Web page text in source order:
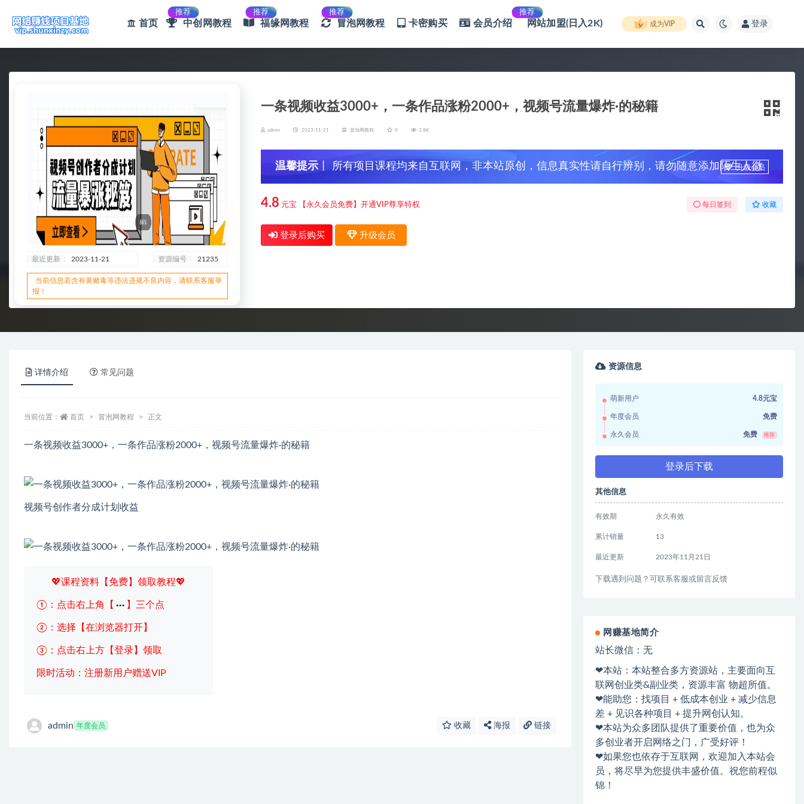
首页
推荐
中创网教程
推荐
福缘网教程
推荐
冒泡网教程 卡密购买 会员介绍
推荐
网站加盟(日入2K) 成为VIP 登录
最近更新 2023-11-21 资源编号 21235
当前信息若含有黄赌毒等违法违规不良内容，请联系客服举
报！
一条视频收益3000+，一条作品涨粉2000+，视频号流量爆炸·的秘籍
admin 2023-11-21 冒泡网教程 0 1.8K
温馨提示 丨 所有项目课程均来自互联网，非本站原创，信息真实性请自行辨别，请勿随意添加陌生人微
信，谨防上当受骗！
升级会员
4.8 元宝 【永久会员免费】开通VIP尊享特权 每日签到 收藏
登录后购买 升级会员
详情介绍 常见问题
当前位置： 首页 冒泡网教程 正文
一条视频收益3000+，一条作品涨粉2000+，视频号流量爆炸·的秘籍
视频号创作者分成计划收益
💖课程资料【免费】领取教程💖
①：点击右上角【 】三个点
②：选择【在浏览器打开】
③：点击右上方【登录】领取
限时活动：注册新用户赠送VIP
admin 年度会员 收藏 海报 链接
资源信息
萌新用户 4.8元宝
年度会员 免费
永久会员 免费 推荐
登录后下载
其他信息
有效期 永久有效
累计销量 13
最近更新 2023年11月21日
下载遇到问题？可联系客服或留言反馈
网赚基地简介
站长微信：无
❤本站：本站整合多方资源站，主要面向互
联网创业类&副业类，资源丰富 物超所值。
❤能助您：找项目 + 低成本创业 + 减少信息
差 + 见识各种项目 + 提升网创认知。
❤本站为众多团队提供了重要价值，也为众
多创业者开启网络之门，广受好评！
❤如果您也依存于互联网，欢迎加入本站会
员，将尽早为您提供丰盛价值。祝您前程似
锦！